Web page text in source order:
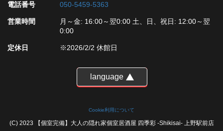
電話番号 050-5459-5363
営業時間
月～金: 16:00～翌0:00 土、日、祝日: 12:00～翌
0:00
定休日 ※2026/2/2 休館日
language
Cookie利用について
(C) 2023 【個室完備】大人の隠れ家個室居酒屋 四季彩 -Shikisai- 上野駅前店